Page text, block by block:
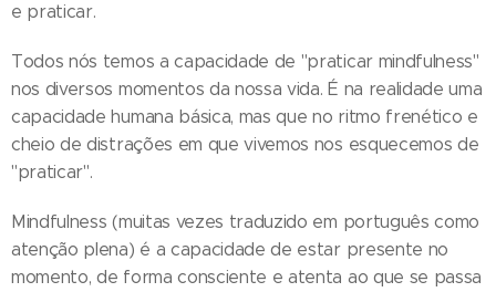
e praticar.
Todos nós temos a capacidade de "praticar mindfulness"
nos diversos momentos da nossa vida. É na realidade uma
capacidade humana básica, mas que no ritmo frenético e
cheio de distrações em que vivemos nos esquecemos de
"praticar".
Mindfulness (muitas vezes traduzido em português como
atenção plena) é a capacidade de estar presente no
momento, de forma consciente e atenta ao que se passa